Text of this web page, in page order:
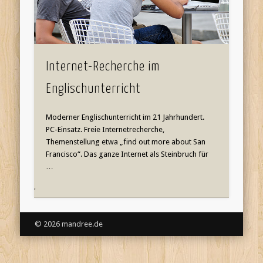
Internet-Recherche im
Englischunterricht
Moderner Englischunterricht im 21 Jahrhundert.
PC-Einsatz. Freie Internetrecherche,
Themenstellung etwa „find out more about San
Francisco“. Das ganze Internet als Steinbruch für
…
'
© 2026 mandree.de